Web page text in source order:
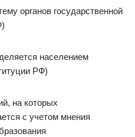
органов государственной
населением
РФ)
на которых
с учетом мнения